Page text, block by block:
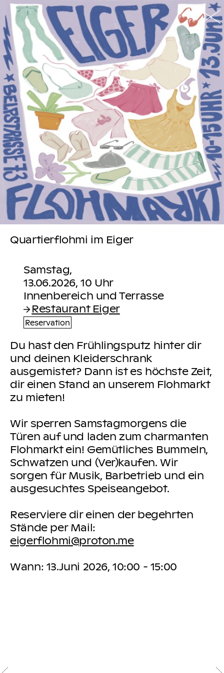
Quartierflohmi im Eiger
Samstag,
13.06.2026, 10 Uhr
Innenbereich und Terrasse
Restaurant Eiger
Reservation
Du hast den Frühlingsputz hinter dir
und deinen Kleiderschrank
ausgemistet? Dann ist es höchste Zeit,
dir einen Stand an unserem Flohmarkt
zu mieten!
Wir sperren Samstagmorgens die
Türen auf und laden zum charmanten
Flohmarkt ein! Gemütliches Bummeln,
Schwatzen und (Ver)kaufen. Wir
sorgen für Musik, Barbetrieb und ein
ausgesuchtes Speiseangebot.
Reserviere dir einen der begehrten
Stände per Mail:
eigerflohmi@proton.me
Wann: 13.Juni 2026, 10:00 - 15:00